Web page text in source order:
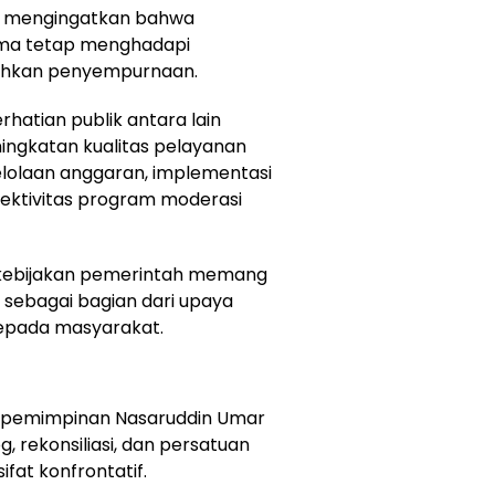
bahwa
tetap menghadapi
penyempurnaan.
publik antara lain
kualitas pelayanan
anggaran, implementasi
program moderasi
pemerintah memang
bagian dari upaya
masyarakat.
Nasaruddin Umar
rekonsiliasi, dan persatuan
konfrontatif.